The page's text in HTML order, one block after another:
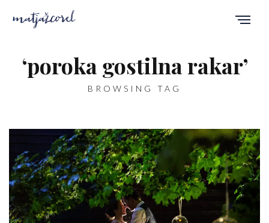
‘poroka gostilna rakar’
BROWSING TAG